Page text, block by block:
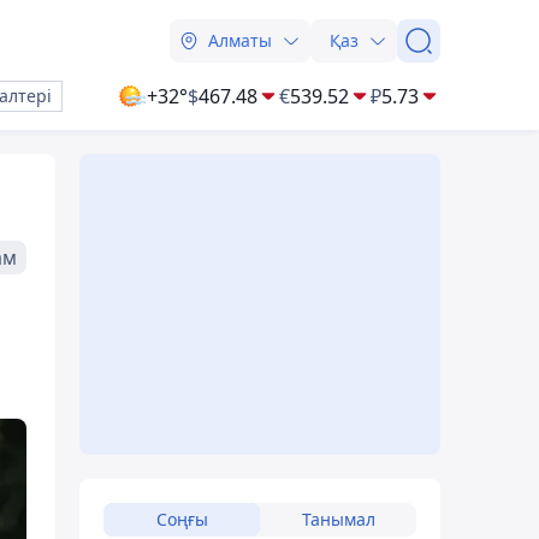
Алматы Қаз
+32°$467.48 €539.52 ₽5.73
Соңғы Танымал